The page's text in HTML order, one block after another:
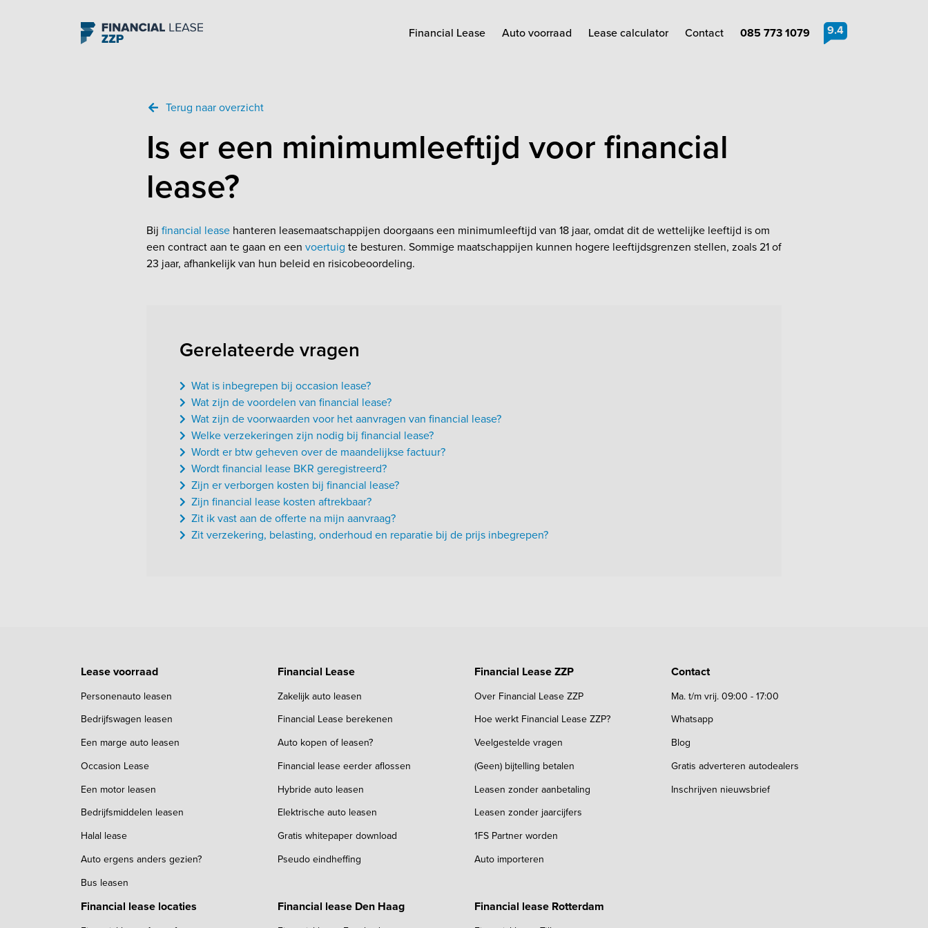
Navigation 9.4
Financial Lease Auto voorraad Lease calculator Contact 085 773 1079
Terug naar overzicht
Is er een minimumleeftijd voor financial
lease?
Bij financial lease hanteren leasemaatschappijen doorgaans een minimumleeftijd van 18 jaar, omdat dit de wettelijke leeftijd is om
een contract aan te gaan en een voertuig te besturen. Sommige maatschappijen kunnen hogere leeftijdsgrenzen stellen, zoals 21 of
23 jaar, afhankelijk van hun beleid en risicobeoordeling.
Gerelateerde vragen
Wat is inbegrepen bij occasion lease?
Wat zijn de voordelen van financial lease?
Wat zijn de voorwaarden voor het aanvragen van financial lease?
Welke verzekeringen zijn nodig bij financial lease?
Wordt er btw geheven over de maandelijkse factuur?
Wordt financial lease BKR geregistreerd?
Zijn er verborgen kosten bij financial lease?
Zijn financial lease kosten aftrekbaar?
Zit ik vast aan de offerte na mijn aanvraag?
Zit verzekering, belasting, onderhoud en reparatie bij de prijs inbegrepen?
Lease voorraad
Personenauto leasen
Bedrijfswagen leasen
Een marge auto leasen
Occasion Lease
Een motor leasen
Bedrijfsmiddelen leasen
Halal lease
Auto ergens anders gezien?
Bus leasen
Financial Lease
Zakelijk auto leasen
Financial Lease berekenen
Auto kopen of leasen?
Financial lease eerder aflossen
Hybride auto leasen
Elektrische auto leasen
Gratis whitepaper download
Pseudo eindheffing
Financial Lease ZZP
Over Financial Lease ZZP
Hoe werkt Financial Lease ZZP?
Veelgestelde vragen
(Geen) bijtelling betalen
Leasen zonder aanbetaling
Leasen zonder jaarcijfers
1FS Partner worden
Auto importeren
Contact
Ma. t/m vrij. 09:00 - 17:00
Whatsapp
Blog
Gratis adverteren autodealers
Inschrijven nieuwsbrief
Financial lease locaties Financial lease Den Haag Financial lease Rotterdam